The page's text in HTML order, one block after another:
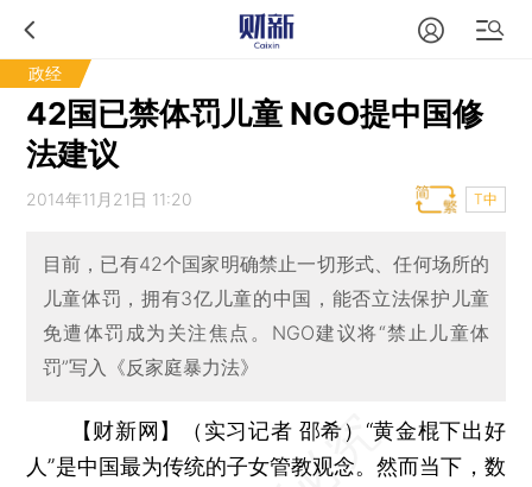
政经
42国已禁体罚儿童 NGO提中国修
法建议
2014年11月21日 11:20 T中
目前，已有42个国家明确禁止一切形式、任何场所的
儿童体罚，拥有3亿儿童的中国，能否立法保护儿童
免遭体罚成为关注焦点。NGO建议将“禁止儿童体
罚”写入《反家庭暴力法》
【财新网】（实习记者 邵希） “黄金棍下出好
人”是中国最为传统的子女管教观念。然而当下，数